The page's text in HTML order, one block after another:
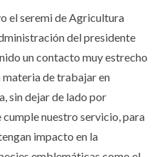
el seremi de Agricultura
del presidente
un contacto muy estrecho
materia de trabajar en
sin dejar de lado por
nuestro servicio, para
impacto en la